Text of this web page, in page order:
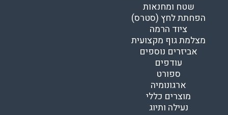
שטח ומחנאות
הפחתת לחץ (סטרס)
ציוד הרמה
מצלמת גוף מקצועית
אביזרים נוספים
עודפים
ספורט
ארגונומיה
מוצרים כללי
נעילה ותיוג